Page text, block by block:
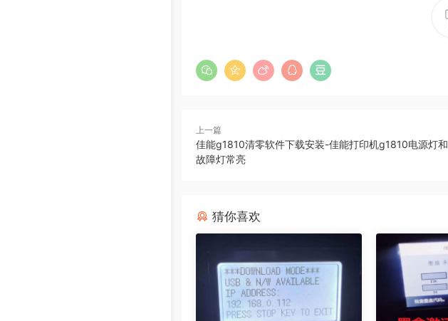
上一篇
佳能g1810清零软件下载安装-佳能打印机g1810电源灯和
故障灯常亮
猜你喜欢